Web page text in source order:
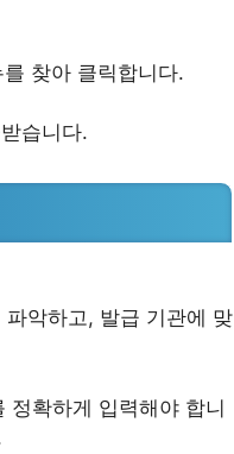
를 찾아 클릭합니다.
습니다.
악하고, 발급 기관에 맞
정확하게 입력해야 합니